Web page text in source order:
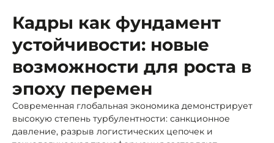
Кадры как фундамент
устойчивости: новые
возможности для роста в
эпоху перемен
Современная глобальная экономика демонстрирует
высокую степень турбулентности: санкционное
давление, разрыв логистических цепочек и